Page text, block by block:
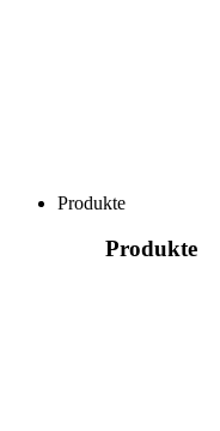
Produkte
Produkte